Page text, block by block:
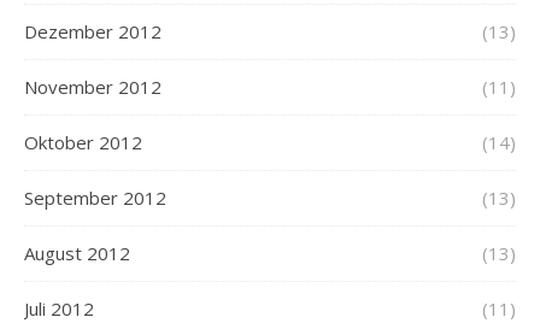
Dezember 2012 (13)
November 2012 (11)
Oktober 2012 (14)
September 2012 (13)
August 2012 (13)
Juli 2012 (11)